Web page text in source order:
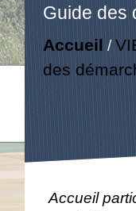
Guide des
Accueil /
des
Accueil